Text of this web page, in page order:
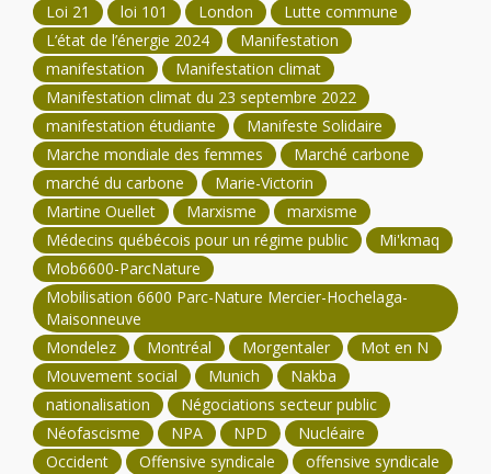
Loi 21
loi 101 London
Lutte commune
L’état de l’énergie 2024
Manifestation
manifestation
Manifestation climat
Manifestation climat du 23 septembre 2022
manifestation étudiante
Manifeste Solidaire
Marche mondiale des femmes
Marché carbone
marché du carbone
Marie-Victorin
Martine Ouellet
Marxisme
marxisme
Médecins québécois pour un régime public
Mi'kmaq
Mob6600-ParcNature
Mobilisation 6600 Parc-Nature Mercier-Hochelaga-
Maisonneuve
Mondelez
Montréal Morgentaler
Mot en N
Mouvement social
Munich
Nakba
nationalisation
Négociations secteur public
Néofascisme
NPA NPD
Nucléaire
Occident
Offensive syndicale offensive syndicale